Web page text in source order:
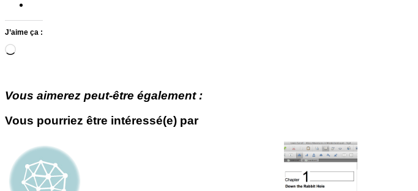
J’aime ça :
Chargement…
Vous aimerez peut-être également :
Vous pourriez être intéressé(e) par